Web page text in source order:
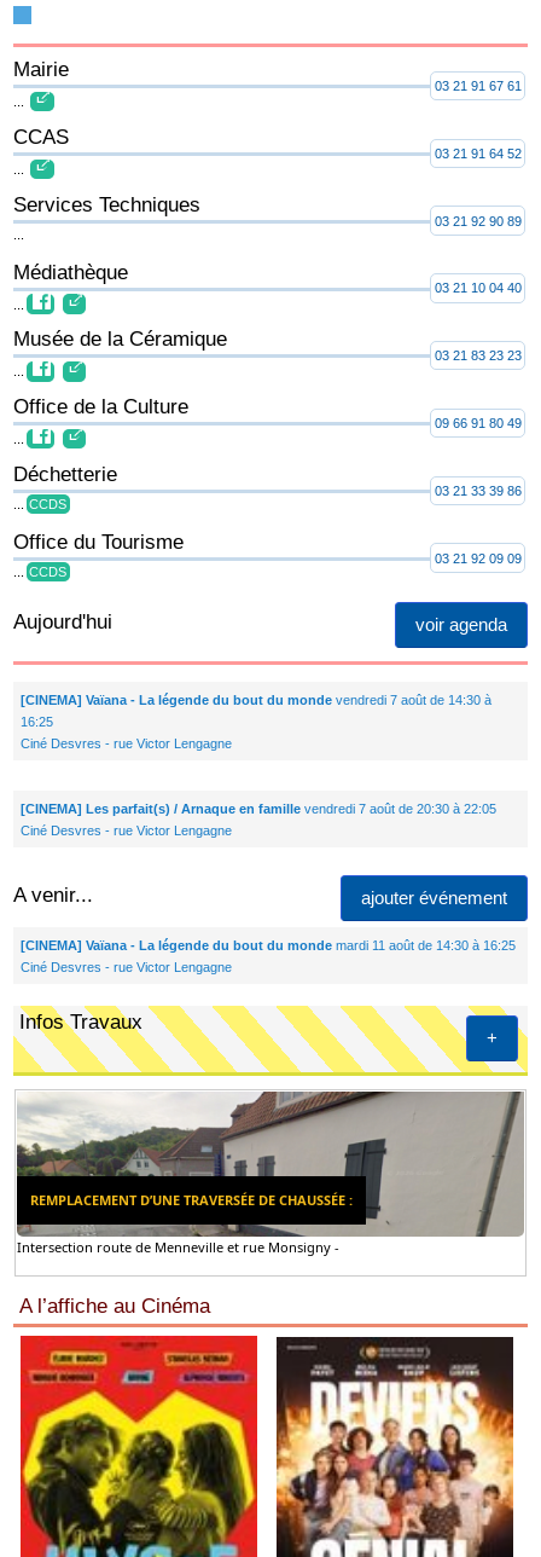
Mairie
03 21 91 67 61
CCAS
03 21 91 64 52
Services Techniques
03 21 92 90 89
Médiathèque
03 21 10 04 40
Musée de la Céramique
03 21 83 23 23
Office de la Culture
09 66 91 80 49
Déchetterie
CCDS
03 21 33 39 86
Office du Tourisme
CCDS
03 21 92 09 09
voir agenda
Aujourd'hui
[CINEMA] Vaïana - La légende du bout du mondevendredi 7 août de 14:30 à
16:25
Ciné Desvres - rue Victor Lengagne
[CINEMA] Les parfait(s) / Arnaque en famillevendredi 7 août de 20:30 à 22:05
Ciné Desvres - rue Victor Lengagne
A venir... ajouter événement
[CINEMA] Vaïana - La légende du bout du mondemardi 11 août de 14:30 à 16:25
Ciné Desvres - rue Victor Lengagne
+
Infos Travaux
REMPLACEMENT D’UNE TRAVERSÉE DE CHAUSSÉE :
Intersection route de Menneville et rue Monsigny -
A l’affiche au Cinéma